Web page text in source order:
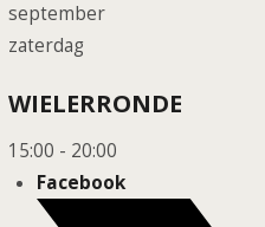
september
zaterdag
WIELERRONDE
15:00 - 20:00
Facebook